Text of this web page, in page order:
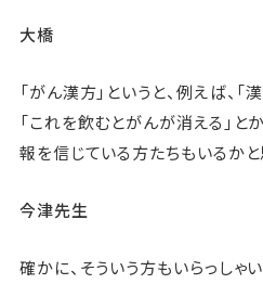
大橋
「がん漢方」というと、例えば、「
「これを飲むとがんが消える」
報を信じている方たちもいるか
今津先生
確かに、そういう方もいらっしゃ